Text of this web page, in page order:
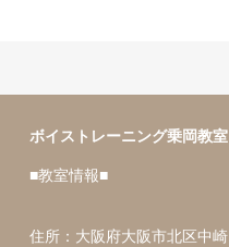
ボイストレーニング乗岡教室
■教室情報■
住所：大阪府大阪市北区中崎